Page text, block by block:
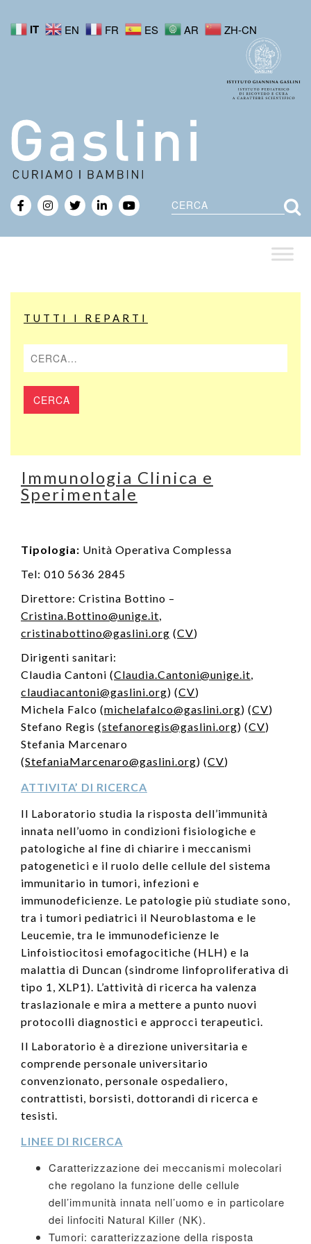
IT EN FR ES AR ZH-CN
Cerca
TUTTI I REPARTI
Immunologia Clinica e
Sperimentale
Tipologia: Unità Operativa Complessa
Tel: 010 5636 2845
Direttore: Cristina Bottino –
Cristina.Bottino@unige.it
cristinabottino@gaslini.org (CV)
Dirigenti sanitari:
Claudia Cantoni (Claudia.Cantoni@unige.it
claudiacantoni@gaslini.org) (CV)
Michela Falco (michelafalco@gaslini.org) (CV)
Stefano Regis (stefanoregis@gaslini.org) (CV)
Stefania Marcenaro
(StefaniaMarcenaro@gaslini.org) (CV)
ATTIVITA’ DI RICERCA
Il Laboratorio studia la risposta dell’immunità
innata nell’uomo in condizioni fisiologiche e
patologiche al fine di chiarire i meccanismi
patogenetici e il ruolo delle cellule del sistema
immunitario in tumori, infezioni e
immunodeficienze. Le patologie più studiate sono,
tra i tumori pediatrici il Neuroblastoma e le
Leucemie, tra le immunodeficienze le
Linfoistiocitosi emofagocitiche (HLH) e la
malattia di Duncan (sindrome linfoproliferativa di
tipo 1, XLP1). L’attività di ricerca ha valenza
traslazionale e mira a mettere a punto nuovi
protocolli diagnostici e approcci terapeutici.
Il Laboratorio è a direzione universitaria e
comprende personale universitario
convenzionato, personale ospedaliero,
contrattisti, borsisti, dottorandi di ricerca e
tesisti.
LINEE DI RICERCA
Caratterizzazione dei meccanismi molecolari
che regolano la funzione delle cellule
dell’immunità innata nell’uomo e in particolare
dei linfociti Natural Killer (NK).
Tumori: caratterizzazione della risposta